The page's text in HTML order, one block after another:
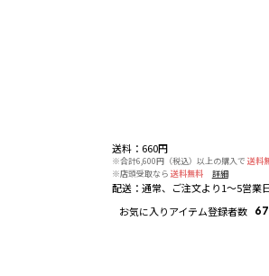
送料： 660円
※合計6,600円（税込）以上の購入で 送料
※店頭受取なら 送料無料 詳細
配送： 通常、ご注文より1～5営業
お気に入りアイテム登録者数
67